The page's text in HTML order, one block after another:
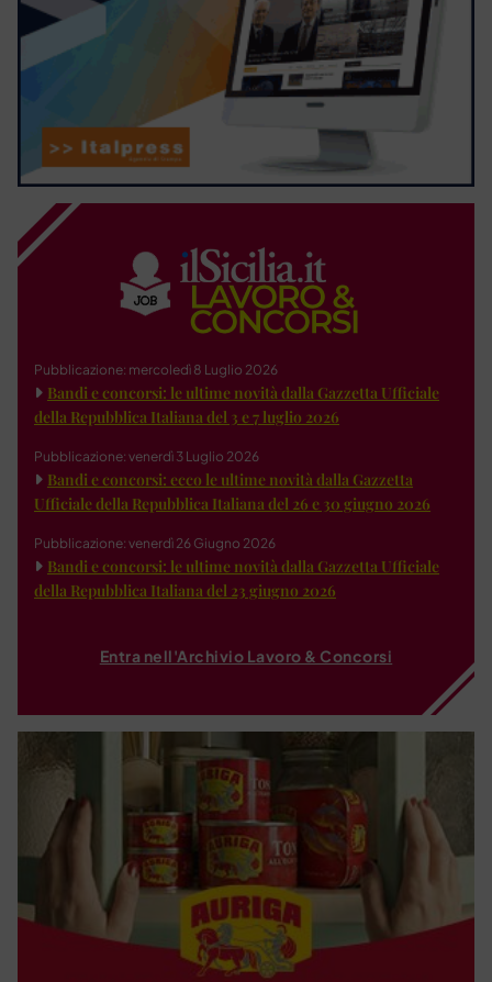
Pubblicazione: mercoledì 8 Luglio 2026
Bandi e concorsi: le ultime novità dalla Gazzetta Ufficiale
della Repubblica Italiana del 3 e 7 luglio 2026
Pubblicazione: venerdì 3 Luglio 2026
Bandi e concorsi: ecco le ultime novità dalla Gazzetta
Ufficiale della Repubblica Italiana del 26 e 30 giugno 2026
Pubblicazione: venerdì 26 Giugno 2026
Bandi e concorsi: le ultime novità dalla Gazzetta Ufficiale
della Repubblica Italiana del 23 giugno 2026
Entra nell'Archivio Lavoro & Concorsi